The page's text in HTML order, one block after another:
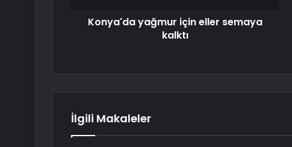
Konya'da yağmur için eller semaya
kalktı
İlgili Makaleler